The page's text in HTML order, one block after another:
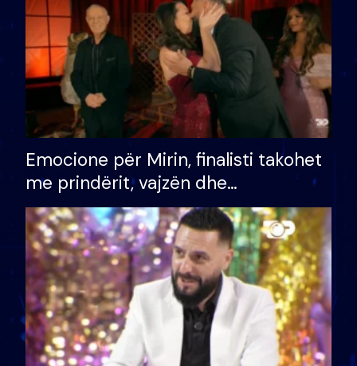
Emocione për Mirin, finalisti takohet
me prindërit, vajzën dhe
bashkëshorten: S’kemi ndonjë letër
divorci apo jo?